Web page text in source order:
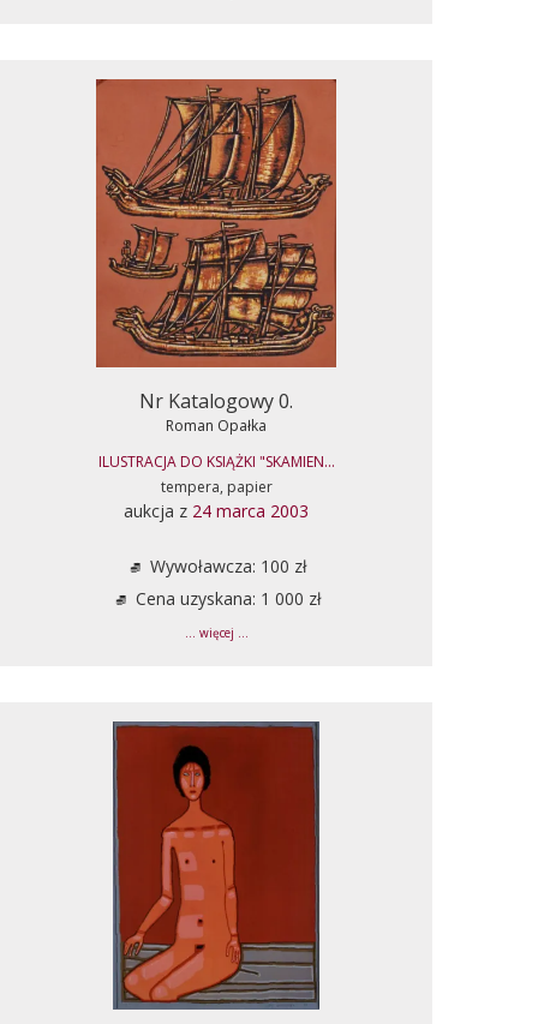
Nr Katalogowy 0.
Roman Opałka
ILUSTRACJA DO KSIĄŻKI "SKAMIEN...
tempera, papier
aukcja z 24 marca 2003
Wywoławcza: 100 zł
Cena uzyskana: 1 000 zł
... więcej ...